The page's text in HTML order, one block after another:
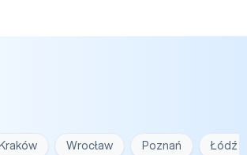
Wrocław Poznań Łódź